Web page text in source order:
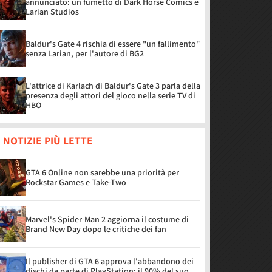
Larian Studios
Baldur's Gate 4 rischia di essere "un fallimento"
senza Larian, per l'autore di BG2
L'attrice di Karlach di Baldur's Gate 3 parla della
presenza degli attori del gioco nella serie TV di
HBO
NOTIZIE PIÙ LETTE
GTA 6 Online non sarebbe una priorità per
Rockstar Games e Take-Two
Marvel's Spider-Man 2 aggiorna il costume di
Brand New Day dopo le critiche dei fan
Il publisher di GTA 6 approva l'abbandono dei